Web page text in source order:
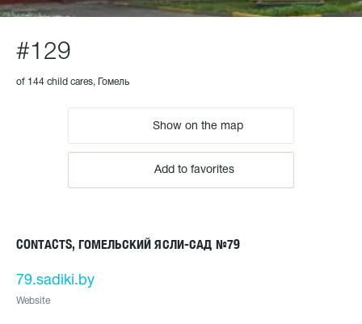
#129
of 144 child cares, Гомель
Show on the map
Add to favorites
CONTACTS, ГОМЕЛЬСКИЙ ЯСЛИ-САД №79
79.sadiki.by
Website